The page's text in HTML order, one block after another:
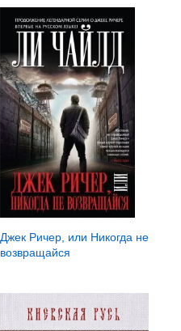
Джек Ричер, или Никогда не
возвращайся